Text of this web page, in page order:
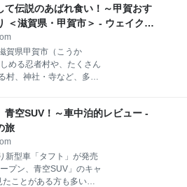
す。 道の駅近くにはJR関
。 道の駅「関宿」 施設
店、食事処や、情報
紹介したいと思います。
店・食事処 雰囲気はど
所 入浴情報 北近江の湯
光情報 湖北野鳥センター
戦国歴史資料館 長浜城歴
湖の北東部、湖北エリ
は長浜市内や、琵琶湖北
へのアクセスも良く、琵
人気があります。
て伝説のあばれ食い！～甲賀おす
＜滋賀県・甲賀市＞ - ウェイクで
賀県甲賀市（こうか
める忍者村や、たくさん
村、神社・寺など、多く
めぐり、心もお腹も大満
ます。 旅の行程 甲賀の里
甲賀忍者博物館 忍者体
） 窯屋・登り窯 新宮神
スカーレット特別展 設
掘り出し物がいっぱい
青空SUV！～車中泊的レビュー -
旅
新型車「タフト」が発売
プン、青空SUV」のキャ
ことがある方も多いか